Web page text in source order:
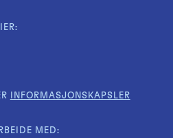
INFORMASJONSKAPSLER
MED: